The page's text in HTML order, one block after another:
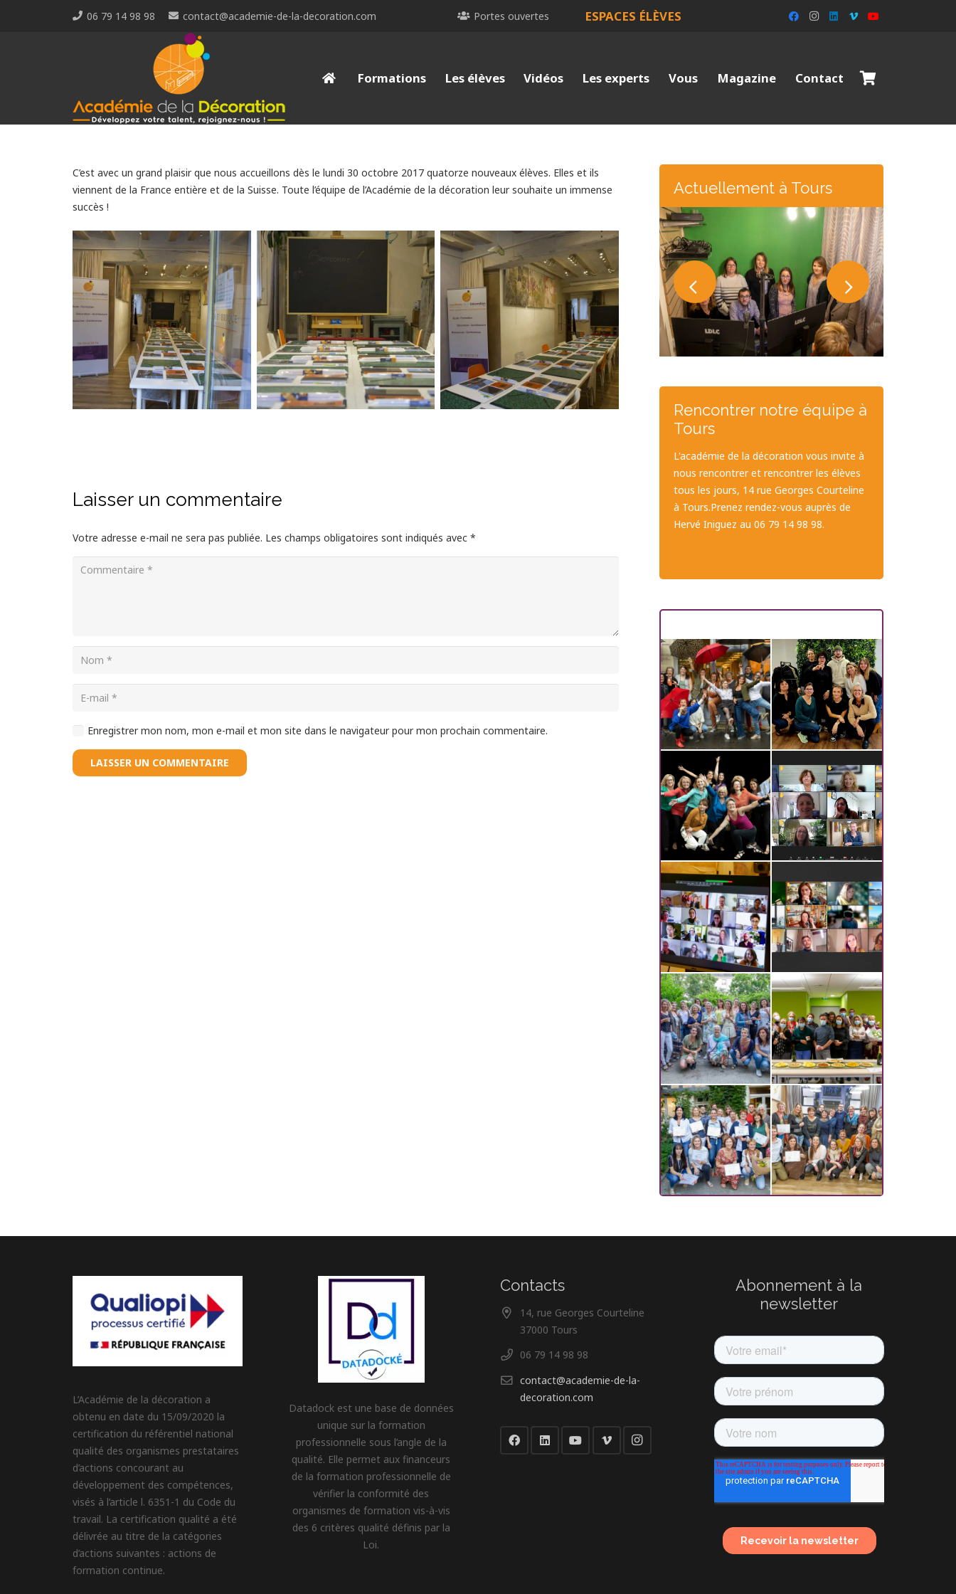
06 79 14 98 98 contact@academie-de-la-decoration.com Portes ouvertes ESPACES ÉLÈVES
Formations Les élèves Vidéos Les experts Vous Magazine Contact
C’est avec un grand plaisir que nous accueillons dès le lundi 30 octobre 2017 quatorze nouveaux élèves. Elles et ils
viennent de la France entière et de la Suisse. Toute l’équipe de l’Académie de la décoration leur souhaite un immense
succès !
Laisser un commentaire
Votre adresse e-mail ne sera pas publiée. Les champs obligatoires sont indiqués avec *
Enregistrer mon nom, mon e-mail et mon site dans le navigateur pour mon prochain commentaire.
LAISSER UN COMMENTAIRE
Actuellement à Tours
Rencontrer notre équipe à
Tours
L'académie de la décoration vous invite à
nous rencontrer et rencontrer les élèves
tous les jours, 14 rue Georges Courteline
à Tours.Prenez rendez-vous auprès de
Hervé Iniguez au 06 79 14 98 98.
L’Académie de la décoration a
obtenu en date du 15/09/2020 la
certification du référentiel national
qualité des organismes prestataires
d’actions concourant au
développement des compétences,
visés à l’article l. 6351-1 du Code du
travail. La certification qualité a été
délivrée au titre de la catégories
d’actions suivantes : actions de
formation continue.
Datadock est une base de données
unique sur la formation
professionnelle sous l’angle de la
qualité. Elle permet aux financeurs
de la formation professionnelle de
vérifier la conformité des
organismes de formation vis-à-vis
des 6 critères qualité définis par la
Loi.
Contacts
14, rue Georges Courteline
37000 Tours
06 79 14 98 98
contact@academie-de-la-
decoration.com
Abonnement à la
newsletter